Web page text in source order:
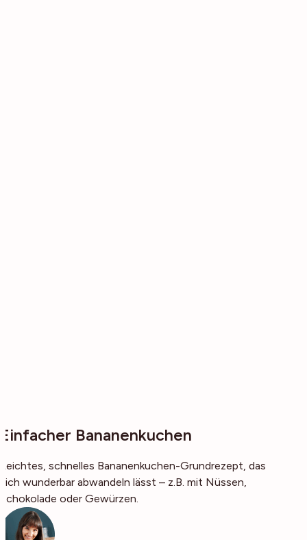
Einfacher Bananenkuchen
Leichtes, schnelles Bananenkuchen-Grundrezept, das
sich wunderbar abwandeln lässt – z.B. mit Nüssen,
Schokolade oder Gewürzen.